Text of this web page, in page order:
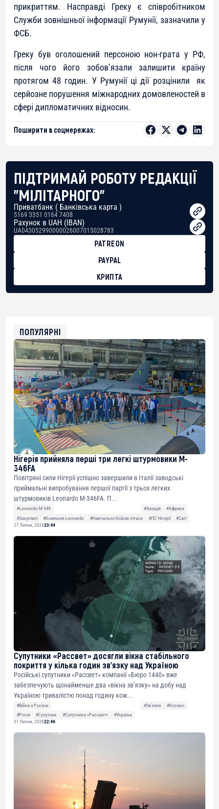
прикриттям. Насправді Греку є співробітником
Служби зовнішньої інформації Румунії, зазначили у
ФСБ.
Греку був оголошений персоною нон-грата у РФ,
після чого його зобов’язали залишити країну
протягом 48 годин. У Румунії ці дії розцінили як
серйозне порушення міжнародних домовленостей в
сфері дипломатичних відносин.
Поширити в соцмережах:
ПІДТРИМАЙ РОБОТУ РЕДАКЦІЇ
"МІЛІТАРНОГО"
Приватбанк ( Банківська карта )
5169 3351 0164 7408
Рахунок в UAH (IBAN)
UA043052990000026007015028783
PATREON
PAYPAL
КРИПТА
0xfD02863D3289416fcF50975c9DFda13623f97758
ПОПУЛЯРНІ
Нігерія прийняла перші три легкі штурмовики M-
346FA
Повітряні сили Нігерії успішно завершили в Італії заводські
приймальні випробування першої партії з трьох легких
штурмовиків Leonardo M-346FA. П...
#Leonardo M-346 #Авіація
#Африка
#Закупівлі
#Компанія Leonardo #Навчально-бойові літаки #ПС Нігерії
#Світ
27 Липня, 202623:44
Супутники «Рассвет» досягли вікна стабільного
покриття у кілька годин зв’язку над Україною
Російські супутники «Рассвет» компанії «Бюро 1440» вже
забезпечують щонайменше два «вікна зв’язку» на добу над
Україною тривалістю понад годину кож...
#Війна з Росією #Звʼязок
#Космос
#Росія
#Супутник #Супутники «Рассвет»
#Україна
31 Липня, 202622:46